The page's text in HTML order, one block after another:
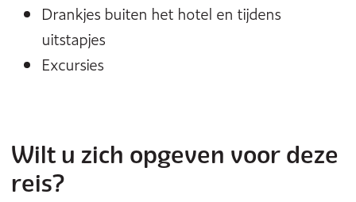
Drankjes buiten het hotel en tijdens
uitstapjes
Excursies
Wilt u zich opgeven voor deze
reis?